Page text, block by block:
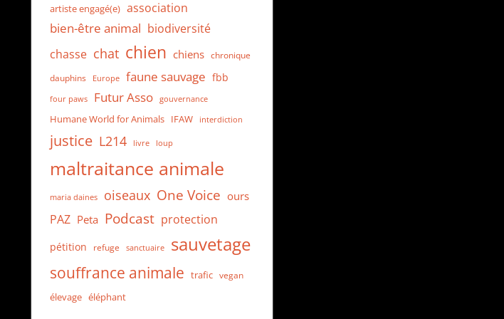
artiste engagé(e) association
bien-être animal biodiversité
chasse chat chien chiens chronique
dauphins
Europe faune sauvage fbb
four paws Futur Asso gouvernance
Humane World for Animals IFAW interdiction
justice L214 livre loup
maltraitance animale
maria daines oiseaux One Voice ours
PAZ Peta Podcast protection
pétition refuge sanctuaire sauvetage
souffrance animale trafic vegan
élevage éléphant